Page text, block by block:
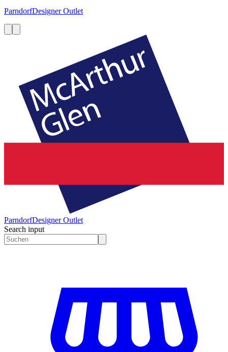
ParndorfDesigner Outlet
ParndorfDesigner Outlet
Search input